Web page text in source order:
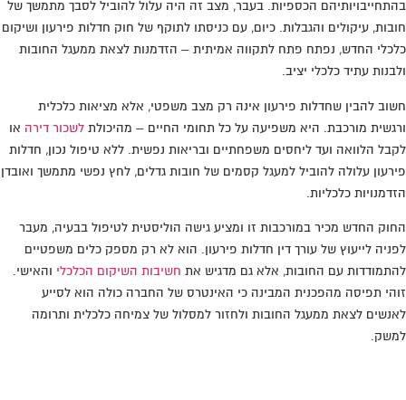
בהתחייבויותיהם הכספיות. בעבר, מצב זה היה עלול להוביל לסבך מתמשך של
חובות, עיקולים והגבלות. כיום, עם כניסתו לתוקף של חוק חדלות פירעון ושיקום
כלכלי החדש, נפתח פתח לתקווה אמיתית – הזדמנות לצאת ממעגל החובות
ולבנות עתיד כלכלי יציב.
חשוב להבין שחדלות פירעון אינה רק מצב משפטי, אלא מציאות כלכלית
ורגשית מורכבת. היא משפיעה על כל תחומי החיים – מהיכולת לשכור דירה או
לקבל הלוואה ועד ליחסים משפחתיים ובריאות נפשית. ללא טיפול נכון, חדלות
פירעון עלולה להוביל למעגל קסמים של חובות גדלים, לחץ נפשי מתמשך ואובדן
הזדמנויות כלכליות.
החוק החדש מכיר במורכבות זו ומציע גישה הוליסטית לטיפול בבעיה, מעבר
לפניה לייעוץ של עורך דין חדלות פירעון. הוא לא רק מספק כלים משפטיים
להתמודדות עם החובות, אלא גם מדגיש את חשיבות השיקום הכלכלי והאישי.
זוהי תפיסה מהפכנית המבינה כי האינטרס של החברה כולה הוא לסייע
לאנשים לצאת ממעגל החובות ולחזור למסלול של צמיחה כלכלית ותרומה
למשק.